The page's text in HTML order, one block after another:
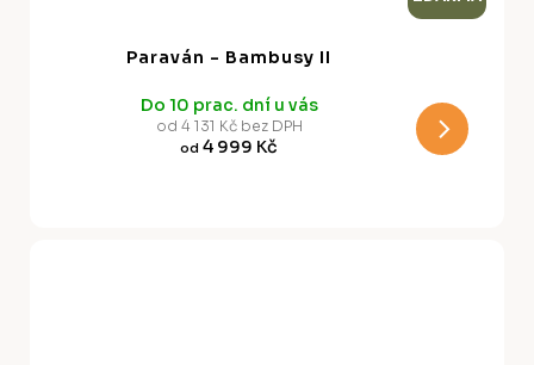
M
Paraván - Bambusy II
Do 10 prac. dní u vás
od 4 131 Kč bez DPH
od 4 999 Kč